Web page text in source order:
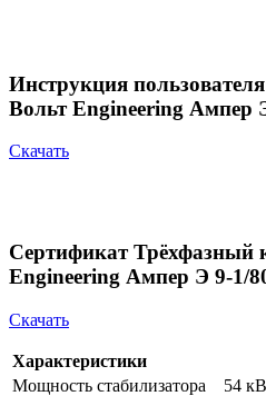
Инструкция
Вольт Engineering Ампер
Скачать
Сертификат Трёхфазный
Engineering Ампер Э 9-1/
Скачать
Характеристики
Мощность стабилизатора
54